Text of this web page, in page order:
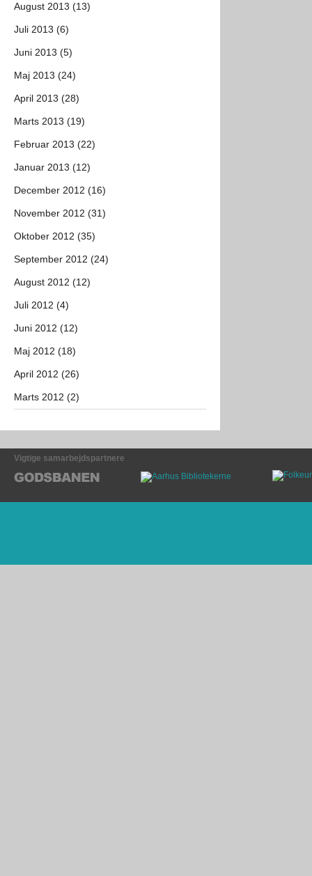
August 2013 (13)
Juli 2013 (6)
Juni 2013 (5)
Maj 2013 (24)
April 2013 (28)
Marts 2013 (19)
Februar 2013 (22)
Januar 2013 (12)
December 2012 (16)
November 2012 (31)
Oktober 2012 (35)
September 2012 (24)
August 2012 (12)
Juli 2012 (4)
Juni 2012 (12)
Maj 2012 (18)
April 2012 (26)
Marts 2012 (2)
Vigtige samarbejdspartnere